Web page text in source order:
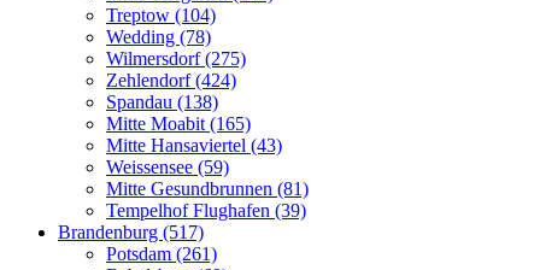
Treptow (104)
Wedding (78)
Wilmersdorf (275)
Zehlendorf (424)
Spandau (138)
Mitte Moabit (165)
Mitte Hansaviertel (43)
Weissensee (59)
Mitte Gesundbrunnen (81)
Tempelhof Flughafen (39)
Brandenburg (517)
Potsdam (261)